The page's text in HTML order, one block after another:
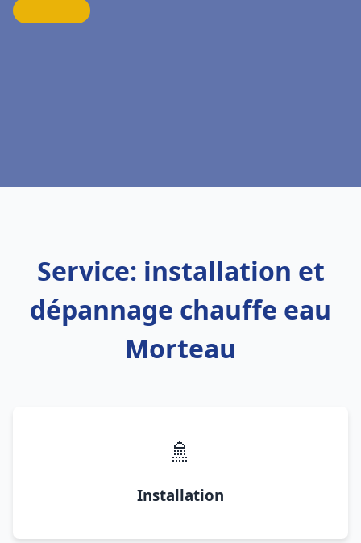
Service: installation et
dépannage chauffe eau
Morteau
🚿
Installation